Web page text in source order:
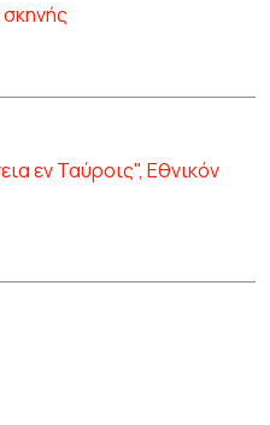
εν Ταύροις", Εθνικόν